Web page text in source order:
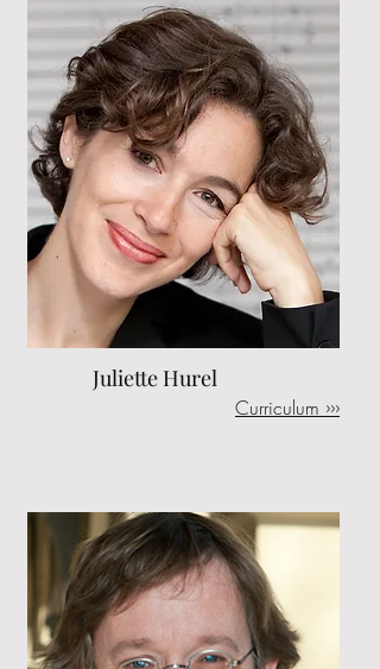
Juliette Hurel
Curriculum ›››